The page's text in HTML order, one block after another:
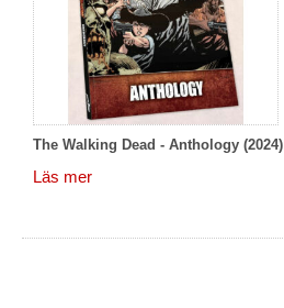
The Walking Dead - Anthology (2024)
Läs mer